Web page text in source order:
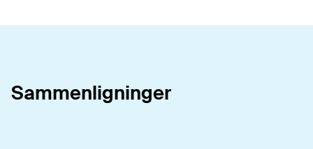
Sammenligninger